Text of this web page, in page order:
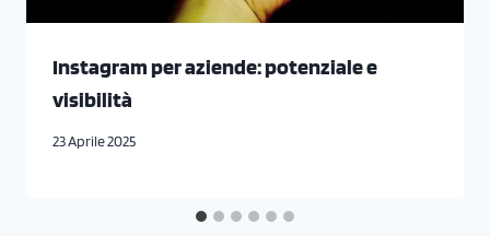
Instagram per aziende: potenziale e
visibilità
23 Aprile 2025